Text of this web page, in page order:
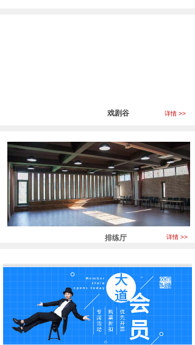
详情 >>
戏剧谷
详情 >>
排练厅